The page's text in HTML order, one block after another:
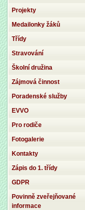
Projekty
Medailonky žáků
Třídy
Stravování
Školní družina
Zájmová činnost
Poradenské služby
EVVO
Pro rodiče
Fotogalerie
Kontakty
Zápis do 1. třídy
GDPR
Povinně zveřejňované
informace